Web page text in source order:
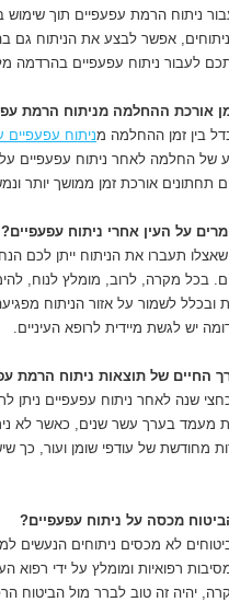
ניתוח הרמת עפעפיים תוך
אפשר לבצע את הניתוח גם
לעבור ניתוח עפעפיים בהרדמה
אורכת ההחלמה מניתוח הרמת
בין זמן ההחלמה מניתוח עפעפיים
של החלמה לאחר ניתוח עפעפיים
תחתונים אורכת זמן ממושך יותר
על העין אחרי ניתוח עפעפיים?
תעברו את הניתוח ייתן לכם
בכל מקרה, לרוב, מומלץ לנוח,
ובכלל לשמור על אזור הניתוח
יש לגשת מיידית לרופא העיניים.
החיים של תוצאות ניתוח הרמת
שנה לאחר ניתוח עפעפיים ניתן
מעמד בערך עשר שנים, כאשר לא
מחודשת של עודפי שומן ועור, כך
מכסה על ניתוח עפעפיים?
לא מכסים ניתוחים הנעשים
רפואיות ומומלץ על ידי רפוא
יהיה זה טוב לברר מול הביטוח